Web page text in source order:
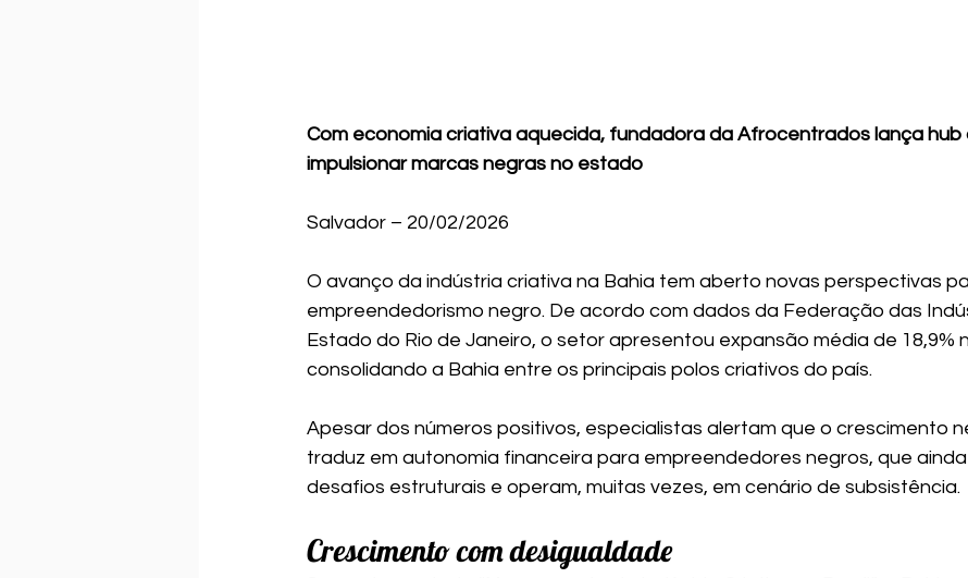
Com economia criativa aquecida, fundadora da Afrocentrados lança hub
impulsionar marcas negras no estado
Salvador – 20/02/2026
O avanço da indústria criativa na Bahia tem aberto novas perspectivas
empreendedorismo negro. De acordo com dados da Federação das
Estado do Rio de Janeiro, o setor apresentou expansão média de 18,9%
consolidando a Bahia entre os principais polos criativos do país.
Apesar dos números positivos, especialistas alertam que o crescimento
traduz em autonomia financeira para empreendedores negros, que
desafios estruturais e operam, muitas vezes, em cenário de subsistência.
Crescimento com desigualdade